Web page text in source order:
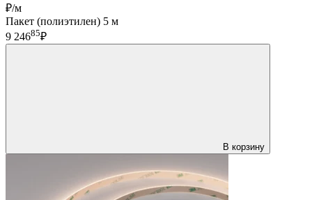
₽/м
Пакет (полиэтилен) 5 м
9 24685₽
В корзину